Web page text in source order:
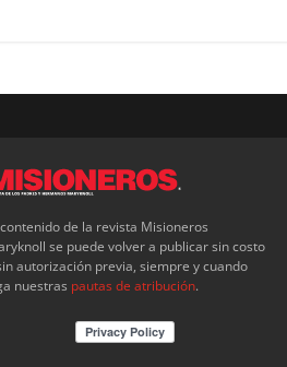
de la revista Misioneros
se puede volver a publicar sin costo
autorización previa, siempre y cuando
nuestras pautas de atribución.